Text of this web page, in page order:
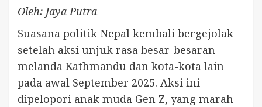
Oleh: Jaya Putra
Suasana politik Nepal kembali bergejolak
setelah aksi unjuk rasa besar-besaran
melanda Kathmandu dan kota-kota lain
pada awal September 2025. Aksi ini
dipelopori anak muda Gen Z, yang marah